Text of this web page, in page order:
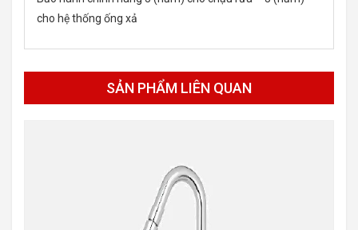
cho hệ thống ống xả
SẢN PHẨM LIÊN QUAN